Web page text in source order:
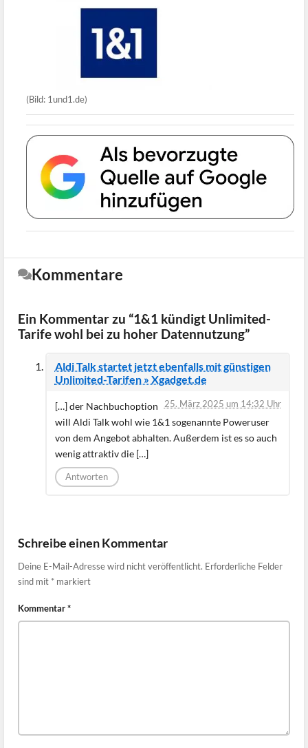
(Bild: 1und1.de)
Kommentare
Ein Kommentar zu “1&1 kündigt Unlimited-
Tarife wohl bei zu hoher Datennutzung”
Aldi Talk startet jetzt ebenfalls mit günstigen
Unlimited-Tarifen » Xgadget.de
25. März 2025 um 14:32 Uhr
[…] der Nachbuchoption
will Aldi Talk wohl wie 1&1 sogenannte Poweruser
von dem Angebot abhalten. Außerdem ist es so auch
wenig attraktiv die […]
Antworten
Schreibe einen Kommentar
Deine E-Mail-Adresse wird nicht veröffentlicht. Erforderliche Felder
sind mit * markiert
Kommentar*